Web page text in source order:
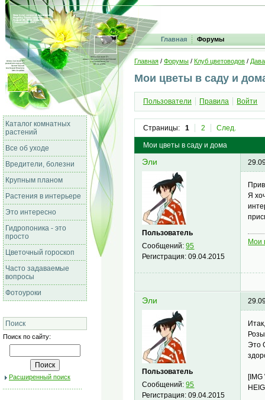
Главная Форумы
Каталог комнатных
растений
Все об уходе
Вредители, болезни
Крупным планом
Растения в интерьере
Это интересно
Гидропоника - это
просто
Цветочный гороскоп
Часто задаваемые
вопросы
Фотоуроки
Поиск
Поиск по сайту:
Расширенный поиск
Главная / Форумы / Клуб цветоводов /
Мои цветы в саду и
Пользователи Правила Войти
Страницы: 1 2 След.
Мои цветы в саду и дома
Эли
Пользователь
Сообщений:95
Регистрация:09.04.2015
Я
Мои
Эли
Пользователь
Сообщений:95
Регистрация:09.04.2015
Это
[IMG